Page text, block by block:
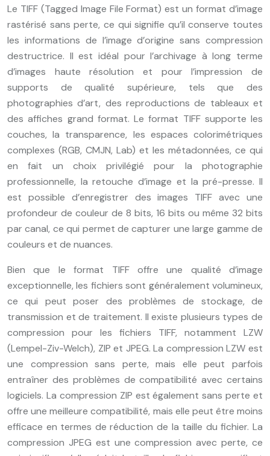
Le TIFF (Tagged Image File Format) est un format d’image
rastérisé sans perte, ce qui signifie qu’il conserve toutes
les informations de l’image d’origine sans compression
destructrice. Il est idéal pour l’archivage à long terme
d’images haute résolution et pour l’impression de
supports de qualité supérieure, tels que des
photographies d’art, des reproductions de tableaux et
des affiches grand format. Le format TIFF supporte les
couches, la transparence, les espaces colorimétriques
complexes (RGB, CMJN, Lab) et les métadonnées, ce qui
en fait un choix privilégié pour la photographie
professionnelle, la retouche d’image et la pré-presse. Il
est possible d’enregistrer des images TIFF avec une
profondeur de couleur de 8 bits, 16 bits ou même 32 bits
par canal, ce qui permet de capturer une large gamme de
couleurs et de nuances.
Bien que le format TIFF offre une qualité d’image
exceptionnelle, les fichiers sont généralement volumineux,
ce qui peut poser des problèmes de stockage, de
transmission et de traitement. Il existe plusieurs types de
compression pour les fichiers TIFF, notamment LZW
(Lempel-Ziv-Welch), ZIP et JPEG. La compression LZW est
une compression sans perte, mais elle peut parfois
entraîner des problèmes de compatibilité avec certains
logiciels. La compression ZIP est également sans perte et
offre une meilleure compatibilité, mais elle peut être moins
efficace en termes de réduction de la taille du fichier. La
compression JPEG est une compression avec perte, ce